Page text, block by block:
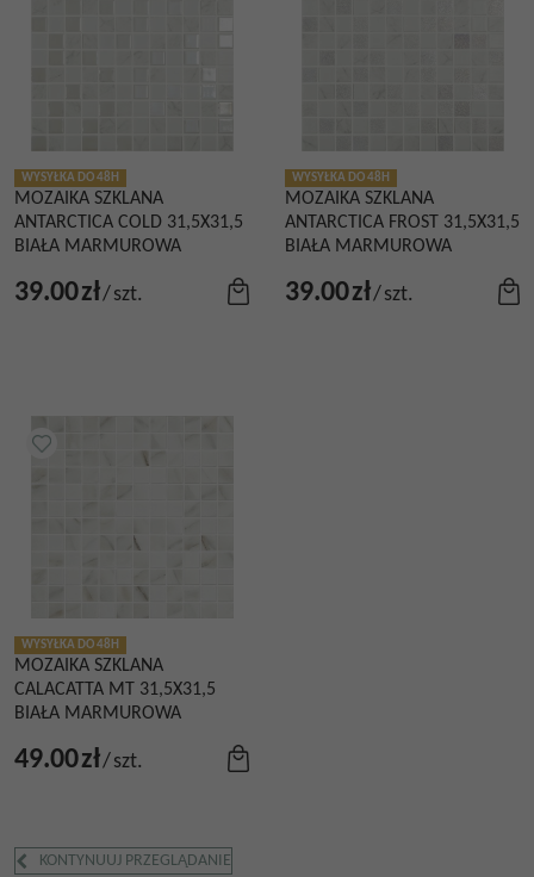
WYSYŁKA DO 48H
MOZAIKA SZKLANA
ANTARCTICA COLD 31,5X31,5
BIAŁA MARMUROWA
39.00zł/szt.
WYSYŁKA DO 48H
MOZAIKA SZKLANA
ANTARCTICA FROST 31,5X31,5
BIAŁA MARMUROWA
39.00zł/szt.
WYSYŁKA DO 48H
MOZAIKA SZKLANA
CALACATTA MT 31,5X31,5
BIAŁA MARMUROWA
49.00zł/szt.
KONTYNUUJ PRZEGLĄDANIE